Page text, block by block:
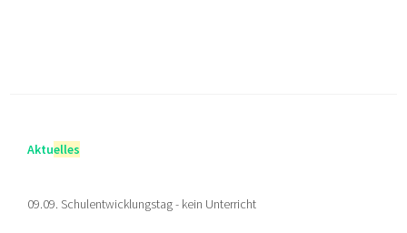
Aktuelles
09.09. Schulentwicklungstag - kein Unterricht